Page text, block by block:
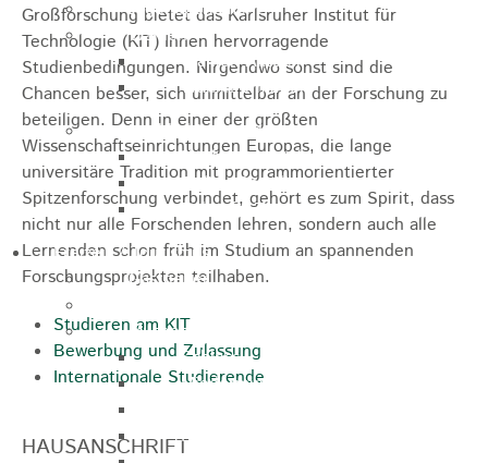
Jugendparlament
Wahlen
Wahlen Aktuell
Wahlinformation
Nachhaltige Stadtentwicklung
Heubach gestalten
Online Beteiligung
Zukunfts Team
Freizeit / Tourismus
Gastgeber
Museen & Sammlungen
Schloss
Miedermuseum
Polizeimuseum
Großforschung bietet das Karlsruher Institut für
Technologie (KIT) Ihnen hervorragende
Studienbedingungen. Nirgendwo sonst sind die
Chancen besser, sich unmittelbar an der Forschung zu
beteiligen. Denn in einer der größten
Wissenschaftseinrichtungen Europas, die lange
universitäre Tradition mit programmorientierter
Spitzenforschung verbindet, gehört es zum Spirit, dass
nicht nur alle Forschenden lehren, sondern auch alle
Lernenden schon früh im Studium an spannenden
Forschungsprojekten teilhaben.
Studieren am KIT
Bewerbung und Zulassung
Internationale Studierende
HAUSANSCHRIFT